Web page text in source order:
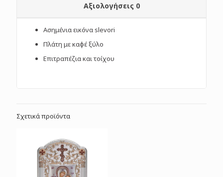
Αξιολογήσεις 0
Ασημένια εικόνα slevori
Πλάτη με καφέ ξύλο
Επιτραπέζια και τοίχου
Σχετικά προϊόντα